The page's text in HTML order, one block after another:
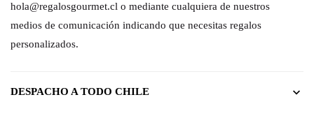
hola@regalosgourmet.cl o mediante cualquiera de nuestros
medios de comunicación indicando que necesitas regalos
personalizados.
DESPACHO A TODO CHILE